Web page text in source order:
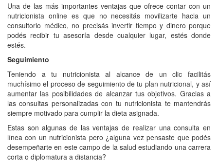
Una de las más importantes ventajas que ofrece contar con un
nutricionista online es que no necesitás movilizarte hacia un
consultorio médico, no precisás invertir tiempo y dinero porque
podés recibir tu asesoría desde cualquier lugar, estés donde
estés.
Seguimiento
Teniendo a tu nutricionista al alcance de un clic facilitás
muchísimo el proceso de seguimiento de tu plan nutricional, y así
aumentar las posibilidades de alcanzar tus objetivos. Gracias a
las consultas personalizadas con tu nutricionista te mantendrás
siempre motivado para cumplir la dieta asignada.
Estas son algunas de las ventajas de realizar una consulta en
línea con un nutricionista pero ¿alguna vez pensaste que podés
desempeñarte en este campo de la salud estudiando una carrera
corta o diplomatura a distancia?